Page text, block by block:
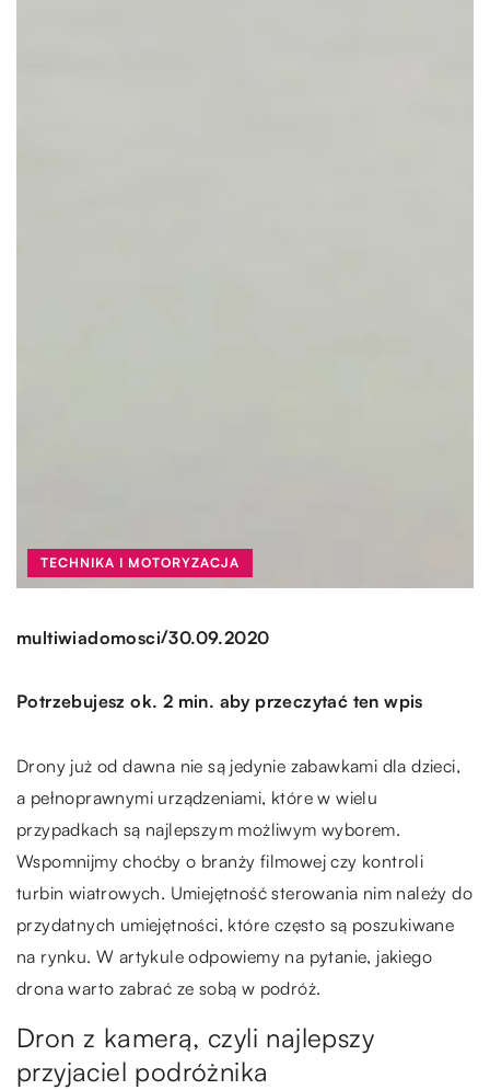
TECHNIKA I MOTORYZACJA
multiwiadomosci/30.09.2020
Potrzebujesz ok. 2 min. aby przeczytać ten wpis
Drony już od dawna nie są jedynie zabawkami dla dzieci,
a pełnoprawnymi urządzeniami, które w wielu
przypadkach są najlepszym możliwym wyborem.
Wspomnijmy choćby o branży filmowej czy kontroli
turbin wiatrowych. Umiejętność sterowania nim należy do
przydatnych umiejętności, które często są poszukiwane
na rynku. W artykule odpowiemy na pytanie, jakiego
drona warto zabrać ze sobą w podróż.
Dron z kamerą, czyli najlepszy
przyjaciel podróżnika